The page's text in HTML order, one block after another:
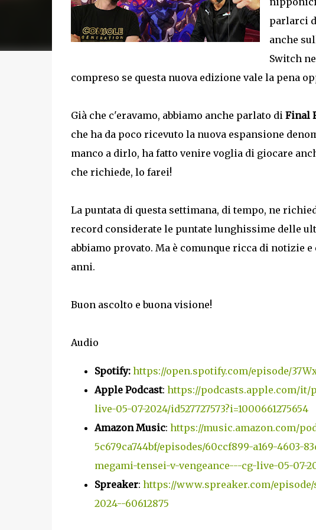
parlarci
anche
Switch
compreso se questa nuova edizione vale la pena
Già che c'eravamo, abbiamo anche parlato di Final
che ha da poco ricevuto la nuova espansione
manco a dirlo, ha fatto venire voglia di giocare
che richiede, lo farei!
La puntata di questa settimana, di tempo, ne
record considerate le puntate lunghissime delle
abbiamo provato. Ma è comunque ricca di notizie
anni.
Buon ascolto e buona visione!
Audio
Spotify: https://open.spotify.com/episode/
Apple Podcast: https://podcasts.apple.com/it/
live-05-07-2024/id527727573?i=1000661275654
Amazon Music: https://music.amazon.com/
5c679ca744bf/episodes/60ccf899-a169-4603-
megami-tensei-v-vengeance---cg-live-05-07-
Spreaker: https://www.spreaker.com/
2024--60612875